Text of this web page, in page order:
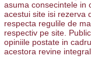
asuma consecintele in
acestui site isi rezerva
respecta regulile de
respectiv pe site.
opiniile postate in
acestora revine